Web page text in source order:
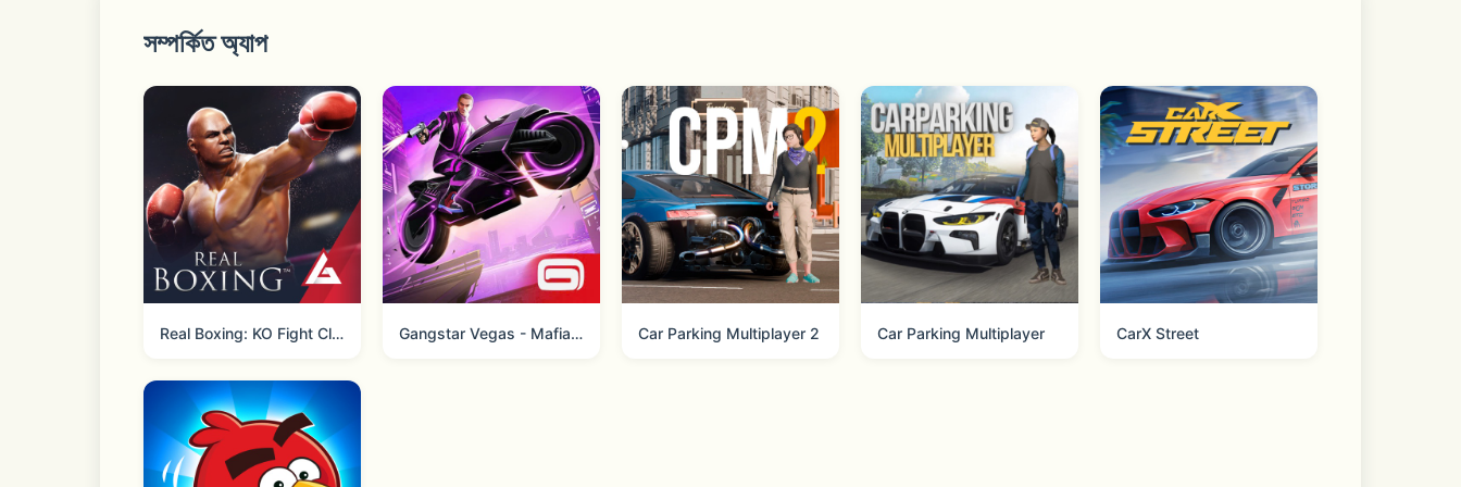
- Conceal your IP to prevent online tracking
- Ensure anonymity in your online activity
- Download and share private files with ease
Subscription & Auto-Renewal Details:
সম্পর্কিত অ্যাপ
Real Boxing: KO Fight Club Gangstar Vegas - Mafia action Car Parking Multiplayer 2 Car Parking Multiplayer CarX Street